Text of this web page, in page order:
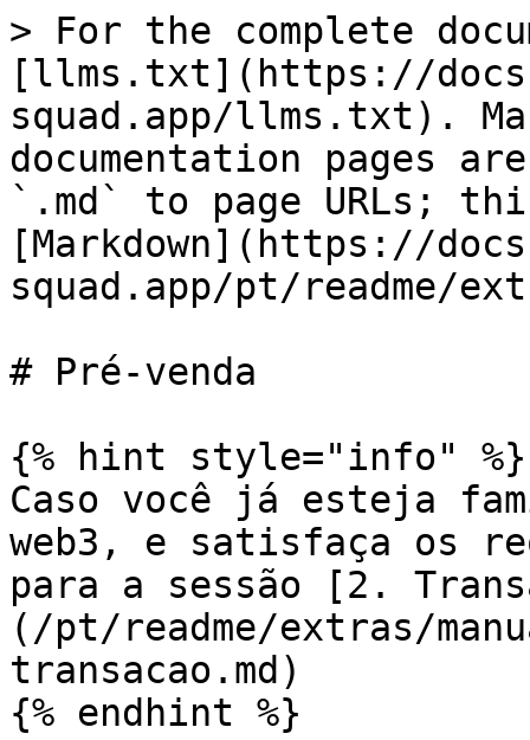
> For the complete
[llms.txt](https://
squad.app/llms.txt).
documentation pages
`.md` to page URLs;
[Markdown](https://
squad.app/pt/readme/
# Pré-venda
{% hint style="info" %}
Caso você já esteja
web3, e satisfaça os
para a sessão [2.
(/pt/readme/extras/
transacao.md)
{% endhint %}